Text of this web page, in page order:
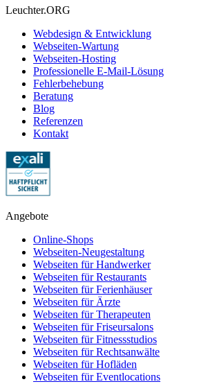
Leuchter.ORG
Webdesign & Entwicklung
Webseiten-Wartung
Webseiten-Hosting
Professionelle E-Mail-Lösung
Fehlerbehebung
Beratung
Blog
Referenzen
Kontakt
Angebote
Online-Shops
Webseiten-Neugestaltung
Webseiten für Handwerker
Webseiten für Restaurants
Webseiten für Ferienhäuser
Webseiten für Ärzte
Webseiten für Therapeuten
Webseiten für Friseursalons
Webseiten für Fitnessstudios
Webseiten für Rechtsanwälte
Webseiten für Hofläden
Webseiten für Eventlocations